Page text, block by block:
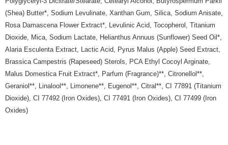
離島宅配（澎湖、金門、馬祖、小琉球）
每筆NT$250，滿NT$3,000(含以上)免運費
付款後門市自取
免運費
(Shea) Butter*, Sodium Levulinate, Xanthan Gum, Silica, Sodium Anisate,
Rosa Damascena Flower Extract*, Levulinic Acid, Tocopherol, Titanium
Dioxide, Mica, Sodium Lactate, Helianthus Annuus (Sunflower) Seed Oil*,
Alaria Esculenta Extract, Lactic Acid, Pyrus Malus (Apple) Seed Extract,
Brassica Campestris (Rapeseed) Sterols, PCA Ethyl Cocoyl Arginate,
Malus Domestica Fruit Extract*, Parfum (Fragrance)**, Citronellol**,
Geraniol**, Linalool**, Limonene**, Eugenol**, Citral**, CI 77891 (Titanium
Dioxide), CI 77492 (Iron Oxides), CI 77491 (Iron Oxides), CI 77499 (Iron
Oxides)